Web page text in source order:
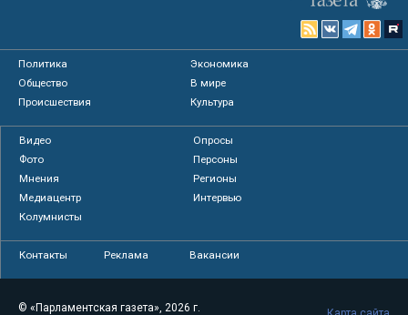
Политика
Экономика
Общество
В мире
Происшествия
Культура
Видео
Опросы
Фото
Персоны
Мнения
Регионы
Медиацентр
Интервью
Колумнисты
Контакты Реклама Вакансии
© «Парламентская газета», 2026 г.